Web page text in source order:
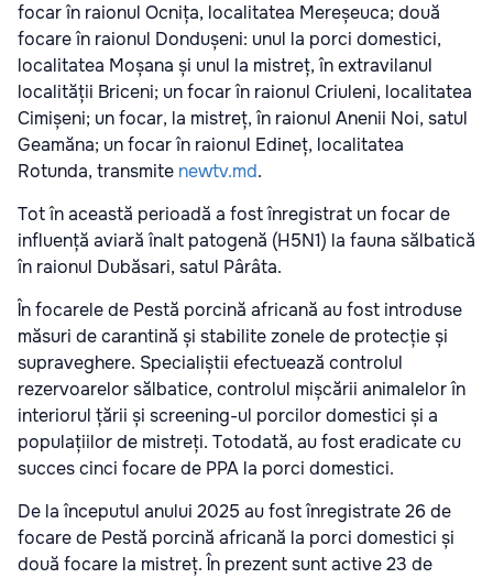
focar în raionul Ocnița, localitatea Mereșeuca; două
focare în raionul Dondușeni: unul la porci domestici,
localitatea Moșana și unul la mistreț, în extravilanul
localității Briceni; un focar în raionul Criuleni, localitatea
Cimișeni; un focar, la mistreț, în raionul Anenii Noi, satul
Geamăna; un focar în raionul Edineț, localitatea
Rotunda, transmite newtv.md.
Tot în această perioadă a fost înregistrat un focar de
influență aviară înalt patogenă (H5N1) la fauna sălbatică
în raionul Dubăsari, satul Pârâta.
În focarele de Pestă porcină africană au fost introduse
măsuri de carantină și stabilite zonele de protecție și
supraveghere. Specialiștii efectuează controlul
rezervoarelor sălbatice, controlul mișcării animalelor în
interiorul țării și screening-ul porcilor domestici și a
populațiilor de mistreți. Totodată, au fost eradicate cu
succes cinci focare de PPA la porci domestici.
De la începutul anului 2025 au fost înregistrate 26 de
focare de Pestă porcină africană la porci domestici și
două focare la mistreț. În prezent sunt active 23 de